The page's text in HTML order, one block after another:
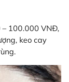
– 100.000 VNĐ,
keo cay